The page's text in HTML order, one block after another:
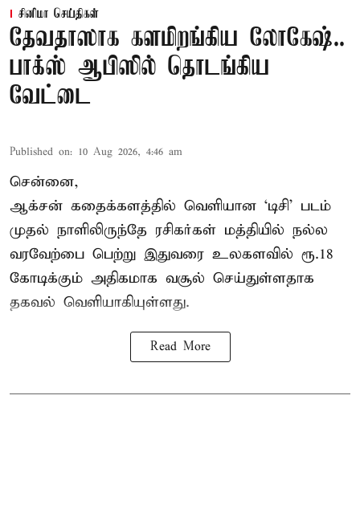
சினிமா செய்திகள்
தேவதாஸாக களமிறங்கிய லோகேஷ்..
பாக்ஸ் ஆபிஸில் தொடங்கிய
வேட்டை
Published on: 10 Aug 2026, 4:46 am
சென்னை,
ஆக்சன் கதைக்களத்தில் வெளியான ‘டிசி’ படம்
முதல் நாளிலிருந்தே ரசிகர்கள் மத்தியில் நல்ல
வரவேற்பை பெற்று இதுவரை உலகளவில் ரூ.18
கோடிக்கும் அதிகமாக வசூல் செய்துள்ளதாக
தகவல் வெளியாகியுள்ளது.
Read More